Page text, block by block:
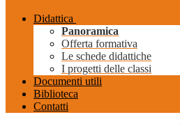
Didattica
Panoramica
Offerta formativa
Le schede didattiche
I progetti delle classi
Documenti utili
Biblioteca
Contatti